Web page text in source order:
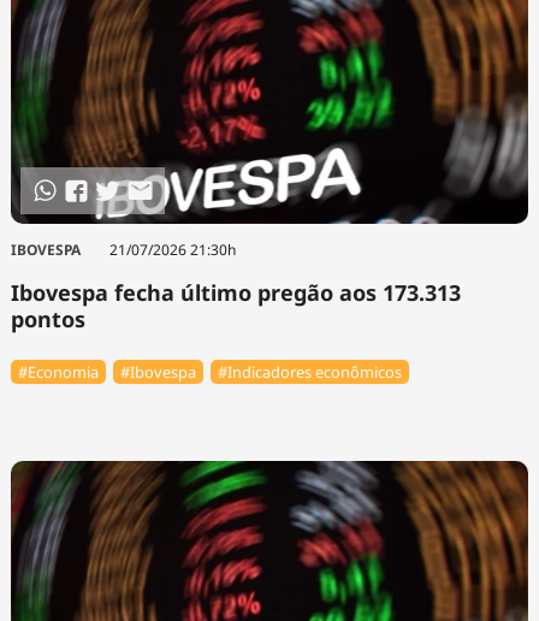
IBOVESPA 21/07/2026 21:30h
Ibovespa fecha último pregão aos 173.313
pontos
#Economia #Ibovespa #Indicadores econômicos